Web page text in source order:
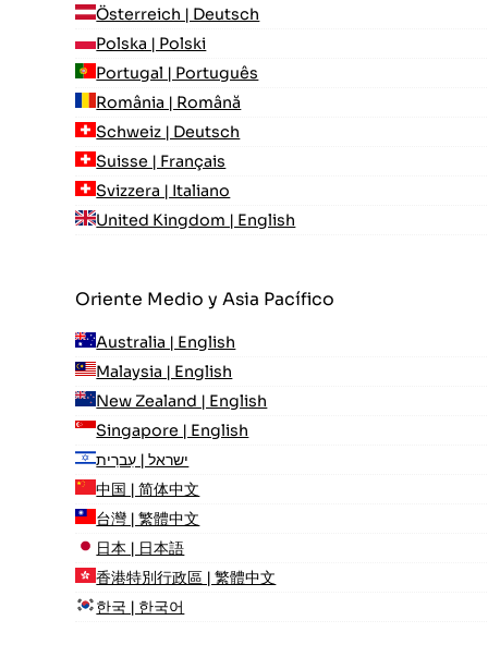
Österreich | Deutsch
Polska | Polski
Portugal | Português
România | Română
Schweiz | Deutsch
Suisse | Français
Svizzera | Italiano
United Kingdom | English
Oriente Medio y Asia Pacífico
Australia | English
Malaysia | English
New Zealand | English
Singapore | English
ישראל | עִברִית
中国 | 简体中文
台灣 | 繁體中文
日本 | 日本語
香港特別行政區 | 繁體中文
한국 | 한국어